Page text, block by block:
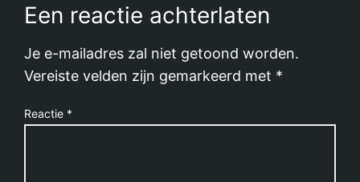
Een reactie achterlaten
Je e-mailadres zal niet getoond worden.
Vereiste velden zijn gemarkeerd met *
Reactie *